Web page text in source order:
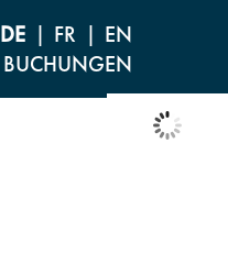
DE FR
EN
BUCHUNGEN
21